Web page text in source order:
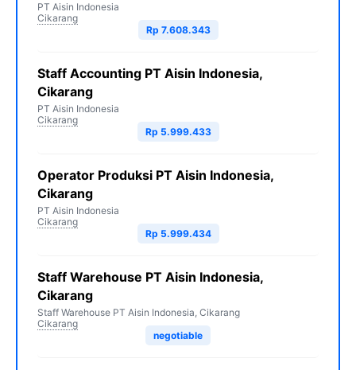
PT Aisin Indonesia
Cikarang
Rp 7.608.343
Staff Accounting PT Aisin Indonesia,
Cikarang
PT Aisin Indonesia
Cikarang
Rp 5.999.433
Operator Produksi PT Aisin Indonesia,
Cikarang
PT Aisin Indonesia
Cikarang
Rp 5.999.434
Staff Warehouse PT Aisin Indonesia,
Cikarang
Staff Warehouse PT Aisin Indonesia, Cikarang
Cikarang
negotiable